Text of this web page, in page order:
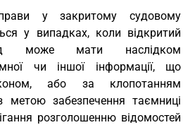
у закритому судовому
у випадках, коли відкритий
може мати наслідком
чи іншої інформації, що
або за клопотанням
метою забезпечення таємниці
розголошенню відомостей